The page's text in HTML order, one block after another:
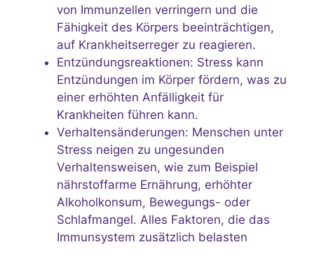
von Immunzellen verringern und die
Fähigkeit des Körpers beeinträchtigen,
auf Krankheitserreger zu reagieren.
Entzündungsreaktionen: Stress kann
Entzündungen im Körper fördern, was zu
einer erhöhten Anfälligkeit für
Krankheiten führen kann.
Verhaltensänderungen: Menschen unter
Stress neigen zu ungesunden
Verhaltensweisen, wie zum Beispiel
nährstoffarme Ernährung, erhöhter
Alkoholkonsum, Bewegungs- oder
Schlafmangel. Alles Faktoren, die das
Immunsystem zusätzlich belasten